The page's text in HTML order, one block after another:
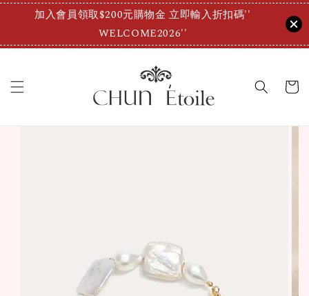
加入會員領取$200元購物金 立即輸入折扣碼''
WELCOME2026''